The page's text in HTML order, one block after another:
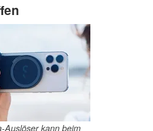
Auslöser kann beim